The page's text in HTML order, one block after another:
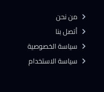
من نحن
أتصل بنا
سياسة الخصوصية
سياسة الاستخدام